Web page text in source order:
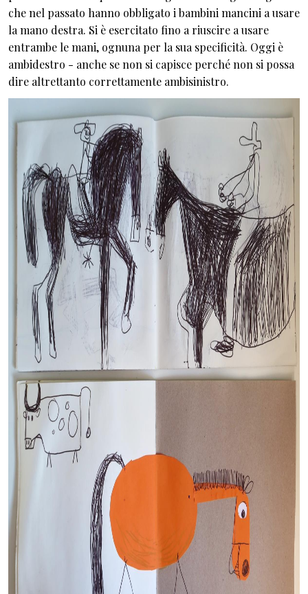
che nel passato hanno obbligato i bambini mancini a usare
la mano destra. Si è esercitato fino a riuscire a usare
entrambe le mani, ognuna per la sua specificità. Oggi è
ambidestro - anche se non si capisce perché non si possa
dire altrettanto correttamente ambisinistro.